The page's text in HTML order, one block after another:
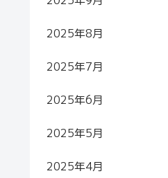
2025年8月
2025年7月
2025年6月
2025年5月
2025年4月